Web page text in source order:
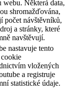
webu. Některá data,
shromažďována,
počet návštěvníků,
a stránky, které
navštěvují.
nastavuje tento
vložených
a registruje
statistické údaje.